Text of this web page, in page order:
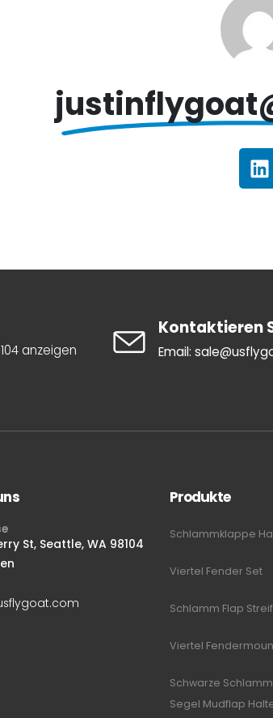
anzeigen
Kontaktieren
Email:
St, Seattle, WA 98104
Produkte
Schlammklappe
Viertel Fender Set
Schlamm Flap
Viertel
Schwarze
Segel Mudflap